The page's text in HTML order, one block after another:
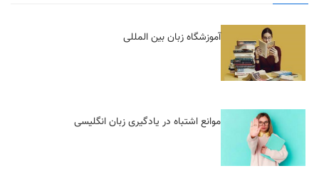
آموزشگاه زبان بین المللی
موانع اشتباه در یادگیری زبان انگلیسی